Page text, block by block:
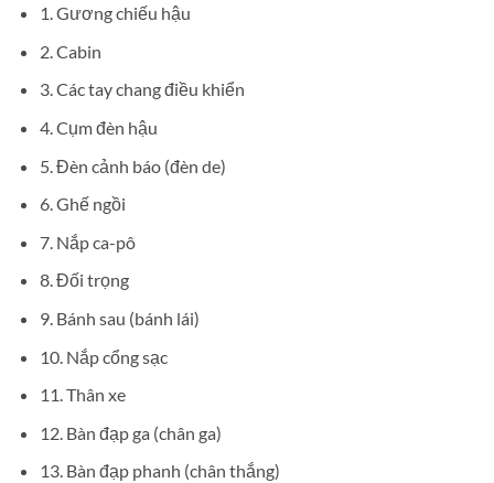
1. Gương chiếu hậu
2. Cabin
3. Các tay chang điều khiển
4. Cụm đèn hậu
5. Đèn cảnh báo (đèn de)
6. Ghế ngồi
7. Nắp ca-pô
8. Đối trọng
9. Bánh sau (bánh lái)
10. Nắp cổng sạc
11. Thân xe
12. Bàn đạp ga (chân ga)
13. Bàn đạp phanh (chân thắng)